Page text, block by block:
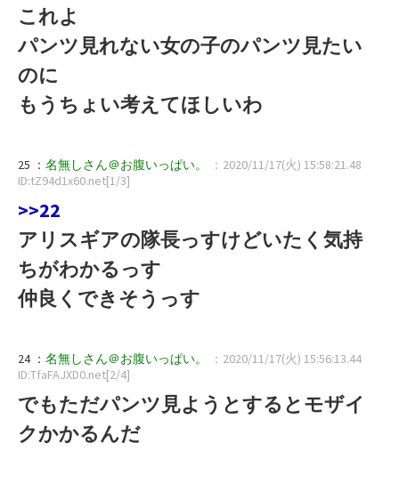
これよ
パンツ見れない女の子のパンツ見たい
のに
もうちょい考えてほしいわ
25 ： 名無しさん＠お腹いっぱい。
：2020/11/17(火) 15:58:21.48
ID:tZ94d1x60.net[1/3]
>>22
アリスギアの隊長っすけどいたく気持
ちがわかるっす
仲良くできそうっす
24 ： 名無しさん＠お腹いっぱい。
：2020/11/17(火) 15:56:13.44
ID:TfaFAJXD0.net[2/4]
でもただパンツ見ようとするとモザイ
クかかるんだ